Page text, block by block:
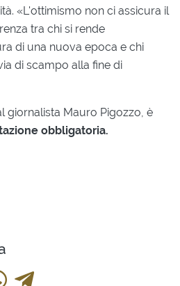
«L'ottimismo non ci assicura il
tra chi si rende
di una nuova epoca e chi
di scampo alla fine di
giornalista Mauro Pigozzo, è
obbligatoria.